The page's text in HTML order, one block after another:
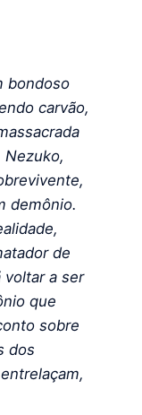
bondoso
carvão,
Nezuko,
demônio.
de
voltar a ser
que
sobre
dos